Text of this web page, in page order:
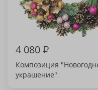
4 080₽
Композиция
украшение"